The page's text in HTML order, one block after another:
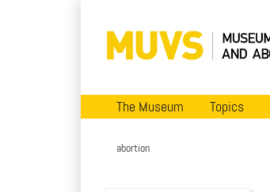
The Museum Topics
abortion